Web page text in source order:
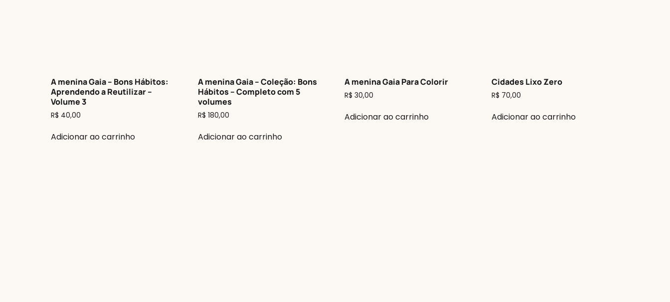
A menina Gaia – Bons Hábitos:
Aprendendo a Reutilizar –
Volume 3
R$ 40,00
Adicionar ao carrinho
A menina Gaia – Coleção: Bons
Hábitos – Completo com 5
volumes
R$ 180,00
Adicionar ao carrinho
A menina Gaia Para Colorir
R$ 30,00
Adicionar ao carrinho
Cidades Lixo Zero
R$ 70,00
Adicionar ao carrinho